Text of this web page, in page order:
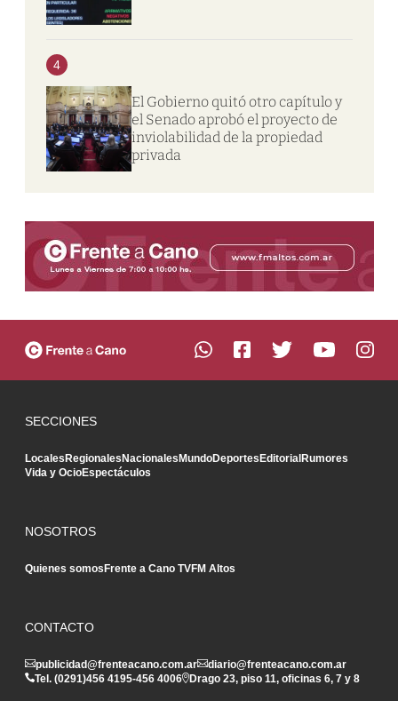
4
El Gobierno quitó otro capítulo y
el Senado aprobó el proyecto de
inviolabilidad de la propiedad
privada
SECCIONES
LocalesRegionalesNacionalesMundoDeportesEditorialRumores
Vida y OcioEspectáculos
NOSOTROS
Quienes somosFrente a Cano TVFM Altos
CONTACTO
publicidad@frenteacano.com.ar
diario@frenteacano.com.ar
Tel. (0291)456 4195-456 4006 Drago 23, piso 11, oficinas 6, 7 y 8